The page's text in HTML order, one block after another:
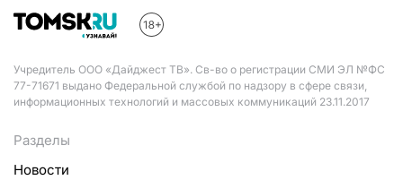
Учредитель ООО «Дайджест ТВ». Св-во о регистрации СМИ ЭЛ №ФС
77-71671 выдано Федеральной службой по надзору в сфере связи,
информационных технологий и массовых коммуникаций 23.11.2017
Разделы
Новости